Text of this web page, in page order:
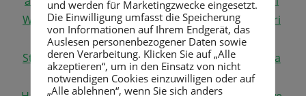
und werden für Marketingzwecke eingesetzt.
Die Einwilligung umfasst die Speicherung
von Informationen auf Ihrem Endgerät, das
Auslesen personenbezogener Daten sowie
deren Verarbeitung. Klicken Sie auf „Alle
akzeptieren“, um in den Einsatz von nicht
notwendigen Cookies einzuwilligen oder auf
„Alle ablehnen“, wenn Sie sich anders